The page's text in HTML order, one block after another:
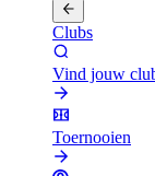
Clubs
Vind jouw
Toernooien